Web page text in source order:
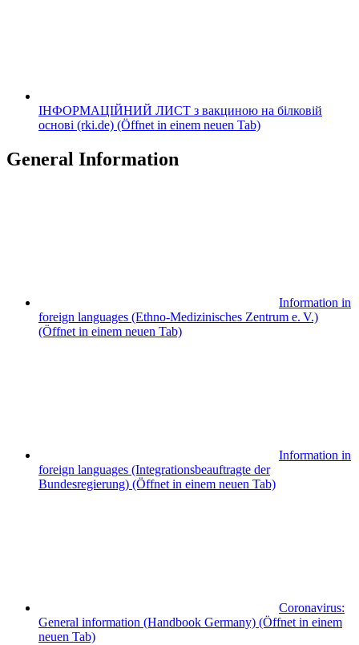
ІНФОРМАЦІЙНИЙ ЛИСТ з вакциною на білковій
основі (rki.de) (Öffnet in einem neuen Tab)
General Information
Information in
foreign languages (Ethno-Medizinisches Zentrum e. V.)
(Öffnet in einem neuen Tab)
Information in
foreign languages (Integrationsbeauftragte der
Bundesregierung) (Öffnet in einem neuen Tab)
Coronavirus:
General information (Handbook Germany) (Öffnet in einem
neuen Tab)